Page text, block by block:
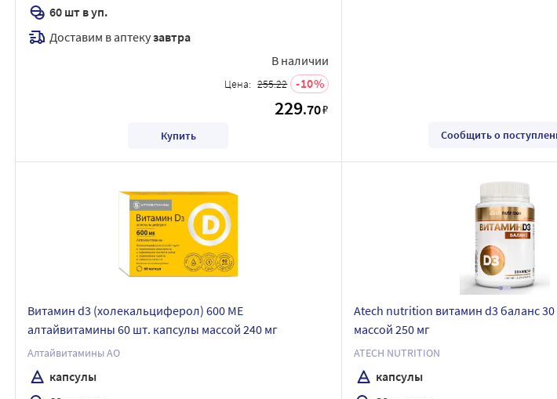
60 шт в уп.
Доставим в аптекузавтра
В наличии
Цена: 255.22 10
229.70₽
Купить Сообщить о
Витамин d3 (холекальциферол) 600 МЕ
алтайвитамины 60 шт. капсулы массой 240 мг
Алтайвитамины АО
капсулы
Atech nutrition витамин d3 баланс
массой 250 мг
ATECH NUTRITION
капсулы